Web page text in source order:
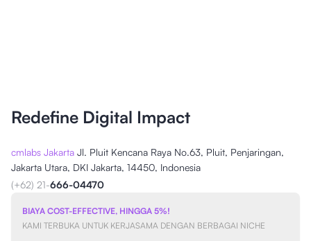
Redefine Digital Impact
cmlabs Jakarta Jl. Pluit Kencana Raya No.63, Pluit, Penjaringan,
Jakarta Utara, DKI Jakarta, 14450, Indonesia
(+62) 21-666-04470
BIAYA COST-EFFECTIVE, HINGGA 5%!
KAMI TERBUKA UNTUK KERJASAMA DENGAN BERBAGAI NICHE